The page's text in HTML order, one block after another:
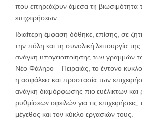
που επηρεάζουν άμεσα τη βιωσιμότητα
επιχειρήσεων.
Ιδιαίτερη έμφαση δόθηκε, επίσης, σε
την πόλη και τη συνολική λειτουργία
ανάγκη υπογειοποίησης των γραμμών
Νέο Φάληρο – Πειραιάς, το έντονο
η ασφάλεια και προστασία των
ανάγκη διαμόρφωσης πιο ευέλικτων και
ρυθμίσεων οφειλών για τις
μέγεθος και τον κύκλο εργασιών τους.